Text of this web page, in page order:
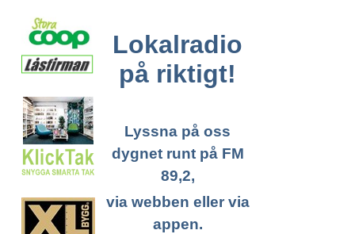
Lokalradio
på riktigt!
Lyssna på oss
dygnet runt på FM
89,2,
via webben eller via
appen.